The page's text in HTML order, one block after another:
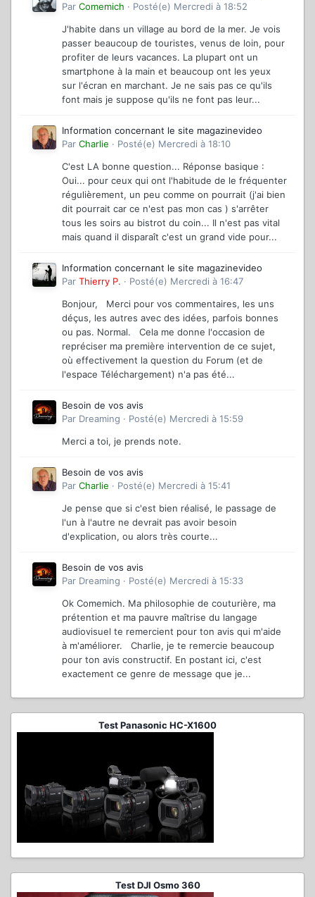
Par Comemich · Posté(e) Mercredi à 18:52
J'habite dans un village au bord de la mer. Je vois
passer beaucoup de touristes, venus de loin, pour
profiter de leurs vacances. La plupart ont un
smartphone à la main et beaucoup ont les yeux
sur l'écran en marchant. Je ne sais pas ce qu'ils
font mais je suppose qu'ils ne font pas leur...
Information concernant le site magazinevideo
Par Charlie · Posté(e) Mercredi à 18:10
C'est LA bonne question... Réponse basique :
Oui... pour ceux qui ont l'habitude de le fréquenter
régulièrement, un peu comme on pourrait (j'ai bien
dit pourrait car ce n'est pas mon cas ) s'arrêter
tous les soirs au bistrot du coin... Il n'est pas vital
mais quand il disparaît c'est un grand vide pour...
Information concernant le site magazinevideo
Par Thierry P. · Posté(e) Mercredi à 16:47
Bonjour, Merci pour vos commentaires, les uns
déçus, les autres avec des idées, parfois bonnes
ou pas. Normal. Cela me donne l'occasion de
repréciser ma première intervention de ce sujet,
où effectivement la question du Forum (et de
l'espace Téléchargement) n'a pas été...
Besoin de vos avis
Par Dreaming · Posté(e) Mercredi à 15:59
Merci a toi, je prends note.
Besoin de vos avis
Par Charlie · Posté(e) Mercredi à 15:41
Je pense que si c'est bien réalisé, le passage de
l'un à l'autre ne devrait pas avoir besoin
d'explication, ou alors très courte...
Besoin de vos avis
Par Dreaming · Posté(e) Mercredi à 15:33
Ok Comemich. Ma philosophie de couturière, ma
prétention et ma pauvre maîtrise du langage
audiovisuel te remercient pour ton avis qui m'aide
à m'améliorer. Charlie, je te remercie beaucoup
pour ton avis constructif. En postant ici, c'est
exactement ce genre de message que je...
Test Panasonic HC-X1600
Test DJI Osmo 360